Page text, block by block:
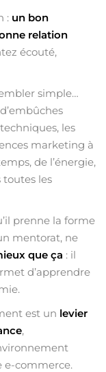
: un bon
relation
écouté,
simple…
les
marketing à
de l’énergie,
toutes les
prenne la forme
mentorat, ne
que ça : il
d’apprendre
est un levier
,
e-commerce.